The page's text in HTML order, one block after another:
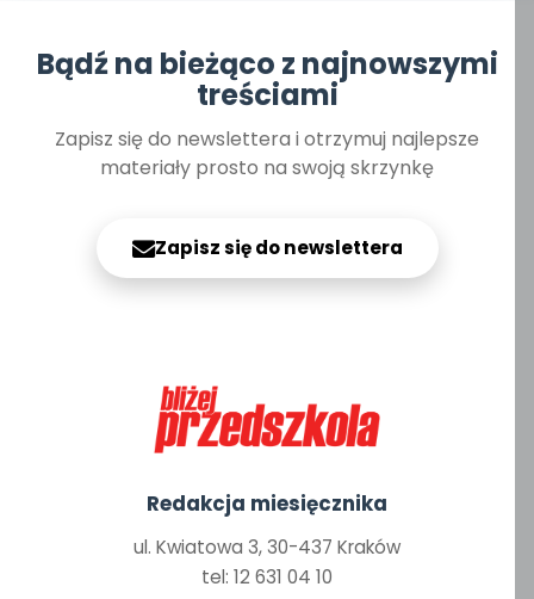
Bądź na bieżąco z najnowszymi
treściami
Zapisz się do newslettera i otrzymuj najlepsze
materiały prosto na swoją skrzynkę
Zapisz się do newslettera
Redakcja miesięcznika
ul. Kwiatowa 3, 30-437 Kraków
tel: 12 631 04 10